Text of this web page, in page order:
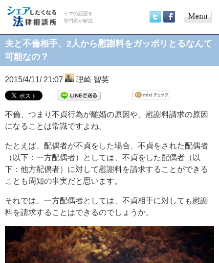
イマの話題を
専門家が解説
menu
夫と不倫相手、2人から慰謝料をガッポリとるなんて
可能なの？
2015/4/11/ 21:07 理崎 智英
不倫、つまり不貞行為が離婚の原因や、慰謝料請求の原因
になることは常識ですよね。
たとえば、配偶者が不貞をした場合、不貞をされた配偶者
（以下：一方配偶者）としては、不貞をした配偶者（以
下：他方配偶者）に対して慰謝料を請求することができる
ことも周知の事実だと思います。
それでは、一方配偶者としては、不貞相手に対しても慰謝
料を請求することはできるのでしょうか。